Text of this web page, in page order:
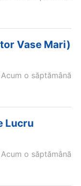
Vase Mari)
Acum o săptămână
Lucru
Acum o săptămână